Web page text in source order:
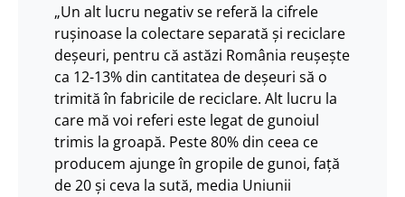
„Un alt lucru negativ se referă la cifrele
ruşinoase la colectare separată şi reciclare
deşeuri, pentru că astăzi România reuşeşte
ca 12-13% din cantitatea de deşeuri să o
trimită în fabricile de reciclare. Alt lucru la
care mă voi referi este legat de gunoiul
trimis la groapă. Peste 80% din ceea ce
producem ajunge în gropile de gunoi, faţă
de 20 şi ceva la sută, media Uniunii